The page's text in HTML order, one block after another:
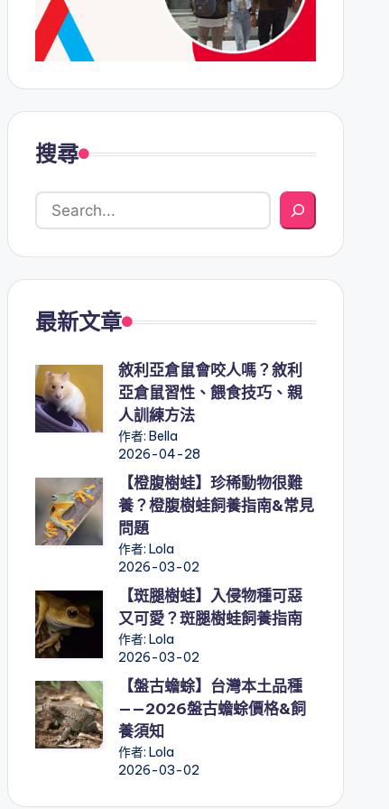
搜尋
最新文章
敘利亞倉鼠會咬人嗎？敘利
亞倉鼠習性、餵食技巧、親
人訓練方法
作者: Bella
2026-04-28
【橙腹樹蛙】珍稀動物很難
養？橙腹樹蛙飼養指南&常見
問題
作者: Lola
2026-03-02
【斑腿樹蛙】入侵物種可惡
又可愛？斑腿樹蛙飼養指南
作者: Lola
2026-03-02
【盤古蟾蜍】台灣本土品種
——2026盤古蟾蜍價格&飼
養須知
作者: Lola
2026-03-02